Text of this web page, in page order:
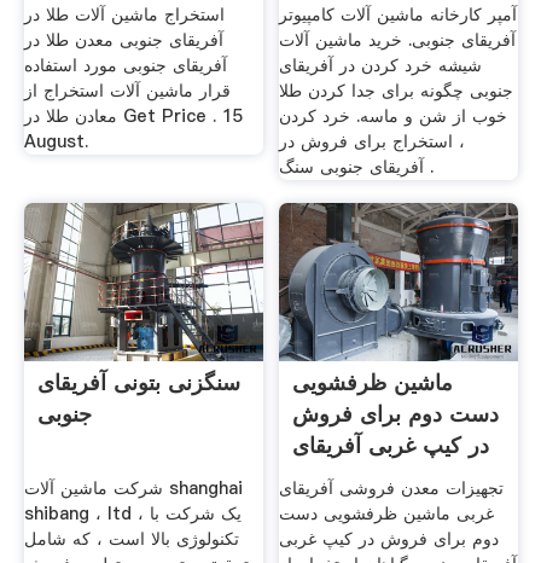
استخراج ماشین آلات طلا در
آفریقای جنوبی معدن طلا در
آفریقای جنوبی مورد استفاده
قرار ماشین آلات استخراج از
معادن طلا در Get Price . 15
August.
آمپر کارخانه ماشین آلات کامپیوتر
آفریقای جنوبی. خرید ماشین آلات
شیشه خرد کردن در آفریقای
جنوبی چگونه برای جدا کردن طلا
خوب از شن و ماسه. خرد کردن
، استخراج برای فروش در
آفریقای جنوبی سنگ .
سنگزنی بتونی آفریقای
جنوبی
شرکت ماشین آلات shanghai
shibang ، ltd ، یک شرکت با
تکنولوژی بالا است ، که شامل
ماشین ظرفشویی
دست دوم برای فروش
در کیپ غربی آفریقای
جنوبی
تجهیزات معدن فروشی آفریقای
غربی ماشین ظرفشویی دست
دوم برای فروش در کیپ غربی